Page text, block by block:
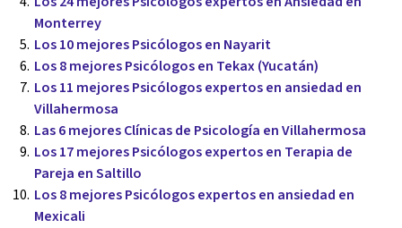
Monterrey
Los 10 mejores Psicólogos en Nayarit
Los 8 mejores Psicólogos en Tekax (Yucatán)
Los 11 mejores Psicólogos expertos en ansiedad en
Villahermosa
Las 6 mejores Clínicas de Psicología en Villahermosa
Los 17 mejores Psicólogos expertos en Terapia de
Pareja en Saltillo
Los 8 mejores Psicólogos expertos en ansiedad en
Mexicali